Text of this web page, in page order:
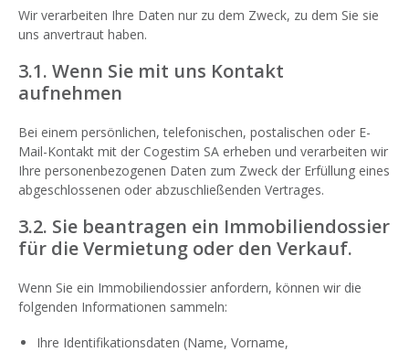
Wir verarbeiten Ihre Daten nur zu dem Zweck, zu dem Sie sie
uns anvertraut haben.
3.1. Wenn Sie mit uns Kontakt
aufnehmen
Bei einem persönlichen, telefonischen, postalischen oder E-
Mail-Kontakt mit der Cogestim SA erheben und verarbeiten wir
Ihre personenbezogenen Daten zum Zweck der Erfüllung eines
abgeschlossenen oder abzuschließenden Vertrages.
3.2. Sie beantragen ein Immobiliendossier
für die Vermietung oder den Verkauf.
Wenn Sie ein Immobiliendossier anfordern, können wir die
folgenden Informationen sammeln:
Ihre Identifikationsdaten (Name, Vorname,